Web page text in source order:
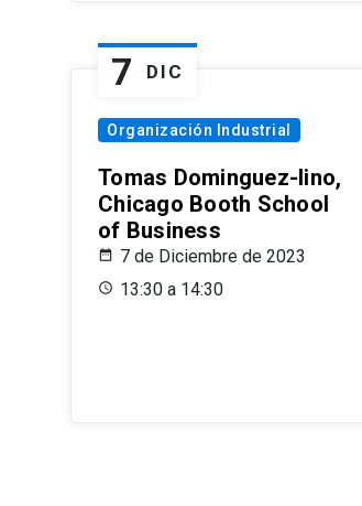
7 DIC
Organización Industrial
Tomas Dominguez-Iino,
Chicago Booth School
of Business
7 de Diciembre de 2023
13:30 a 14:30